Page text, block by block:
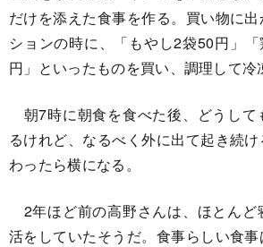
だけを添えた食事を作る。買い物に
ションの時に、「もやし2袋50円」
円」といったものを買い、調理して冷
朝7時に朝食を食べた後、どうして
るけれど、なるべく外に出て起き続
わったら横になる。
2年ほど前の高野さんは、ほとんど
活をしていたそうだ。食事らしい食